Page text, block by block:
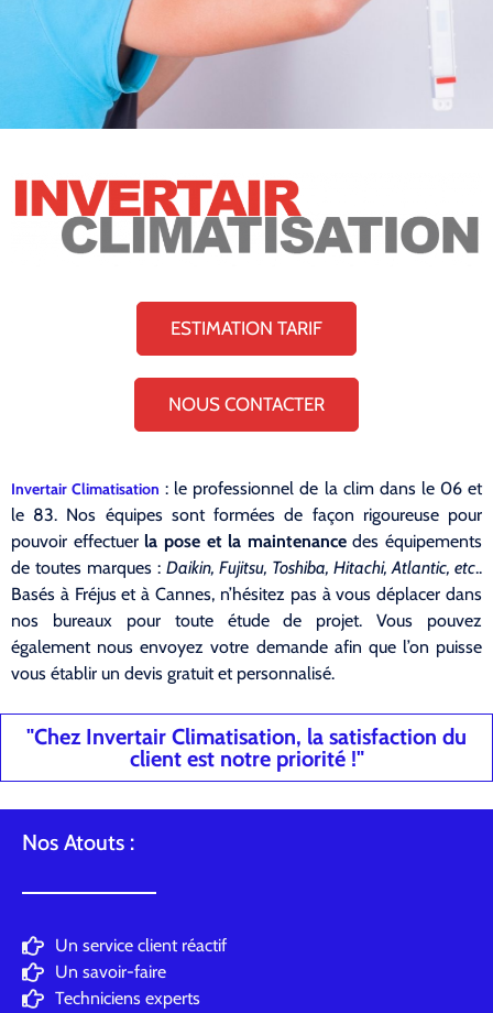
ESTIMATION TARIF
NOUS CONTACTER
Invertair Climatisation : le professionnel de la clim dans le 06 et
le 83. Nos équipes sont formées de façon rigoureuse pour
pouvoir effectuer la pose et la maintenancedes équipements
de toutes marques : Daikin, Fujitsu, Toshiba, Hitachi, Atlantic, etc..
Basés à Fréjus et à Cannes, n’hésitez pas à vous déplacer dans
nos bureaux pour toute étude de projet. Vous pouvez
également nous envoyez votre demande afin que l’on puisse
vous établir un devis gratuit et personnalisé.
"Chez Invertair Climatisation, la satisfaction du
client est notre priorité !"
Nos Atouts :
Un service client réactif
Un savoir-faire
Techniciens experts